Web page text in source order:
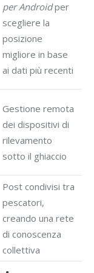
per Androidper
scegliere la
posizione
migliore in base
ai dati più recenti
Gestione remota
dei dispositivi di
rilevamento
sotto il ghiaccio
Post condivisi tra
pescatori,
creando una rete
di conoscenza
collettiva